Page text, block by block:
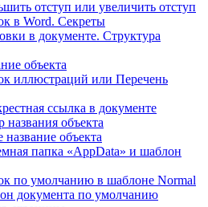
отступ или увеличить отступ
в Word. Секреты
в документе. Структура
объекта
иллюстраций или Перечень
ссылка в документе
объекта
объекта
папка «AppData» и шаблон
по умолчанию в шаблоне Normal
документа по умолчанию